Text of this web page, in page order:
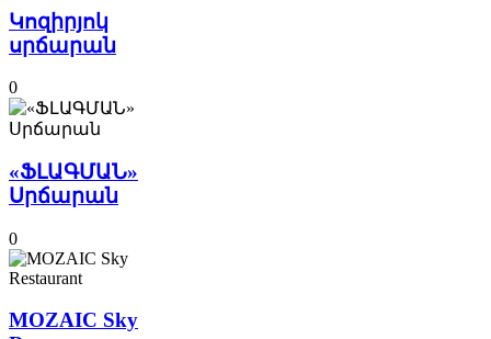
Կոզիրյոկ
սրճարան
0
«ՖԼԱԳՄԱՆ»
Սրճարան
0
MOZAIC Sky